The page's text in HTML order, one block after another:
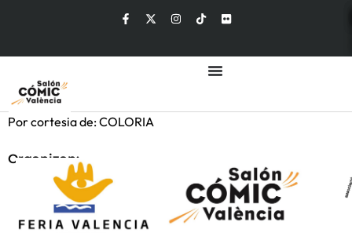
Por cortesia de: COLORIA
Organizan: